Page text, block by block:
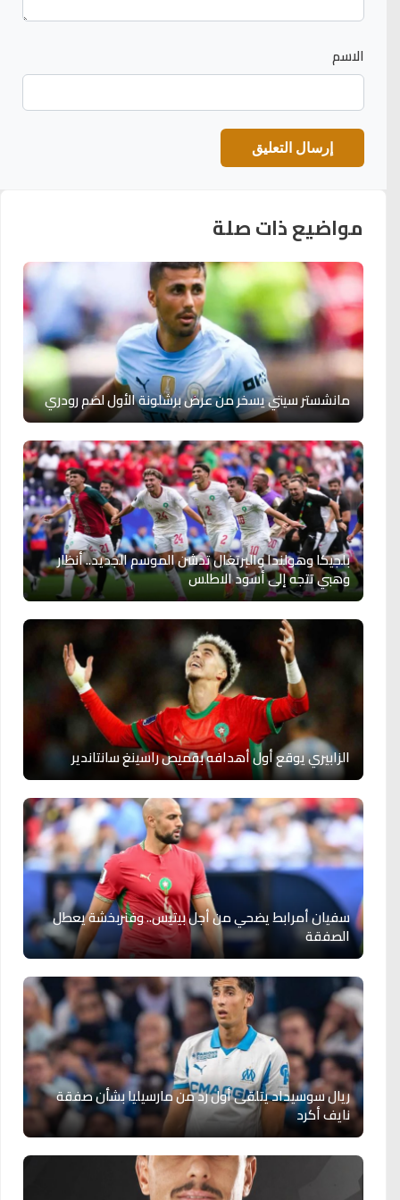
الاسم
مواضيع ذات صلة
مانشستر سيتي يسخر من عرض برشلونة الأول لضم رودري
بلجيكا وهولندا والبرتغال تدشن الموسم الجديد.. أنظار
وهبي تتجه إلى أسود الاطلس
الزابيري يوقع أول أهدافه بقميص راسينغ سانتاندير
سفيان أمرابط يضحي من أجل بيتيس.. وفنربخشة يعطل
الصفقة
ريال سوسيداد يتلقى أول رد من مارسيليا بشأن صفقة
نايف أكرد